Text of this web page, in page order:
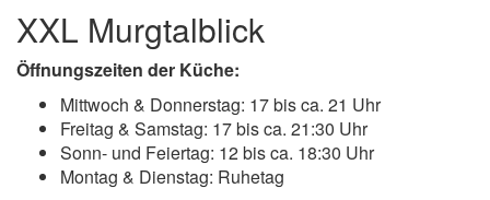
XXL Murgtalblick
Öffnungszeiten der Küche:
Mittwoch & Donnerstag: 17 bis ca. 21 Uhr
Freitag & Samstag: 17 bis ca. 21:30 Uhr
Sonn- und Feiertag: 12 bis ca. 18:30 Uhr
Montag & Dienstag: Ruhetag